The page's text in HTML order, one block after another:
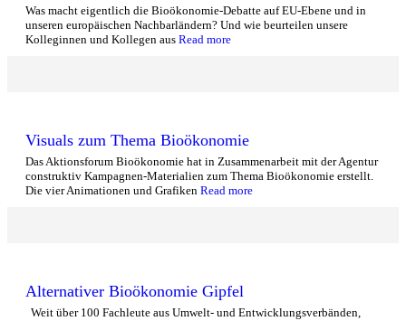
Was macht eigentlich die Bioökonomie-Debatte auf EU-Ebene und in
unseren europäischen Nachbarländern? Und wie beurteilen unsere
Kolleginnen und Kollegen aus Read more
Visuals zum Thema Bioökonomie
Das Aktionsforum Bioökonomie hat in Zusammenarbeit mit der Agentur
construktiv Kampagnen-Materialien zum Thema Bioökonomie erstellt.
Die vier Animationen und Grafiken Read more
Alternativer Bioökonomie Gipfel
Weit über 100 Fachleute aus Umwelt- und Entwicklungsverbänden,